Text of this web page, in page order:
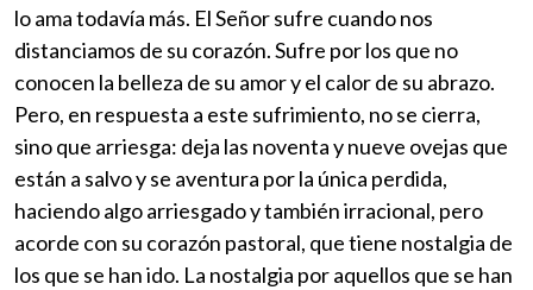
lo ama todavía más. El Señor sufre cuando nos
distanciamos de su corazón. Sufre por los que no
conocen la belleza de su amor y el calor de su abrazo.
Pero, en respuesta a este sufrimiento, no se cierra,
sino que arriesga: deja las noventa y nueve ovejas que
están a salvo y se aventura por la única perdida,
haciendo algo arriesgado y también irracional, pero
acorde con su corazón pastoral, que tiene nostalgia de
los que se han ido. La nostalgia por aquellos que se han